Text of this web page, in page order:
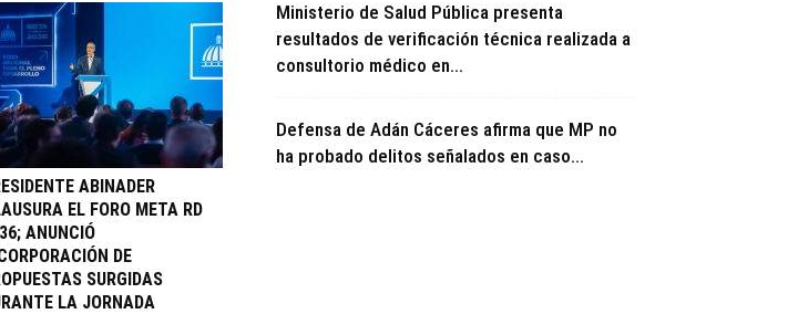
ABINADER
EL FORO META RD
ANUNCIÓ
DE
SURGIDAS
LA JORNADA
Ministerio de Salud Pública presenta
resultados de verificación técnica realizada a
consultorio médico en...
Defensa de Adán Cáceres afirma que MP no
ha probado delitos señalados en caso...